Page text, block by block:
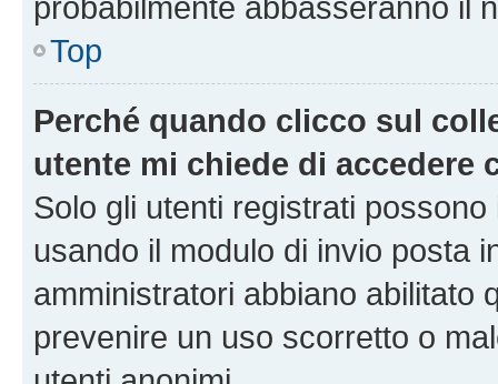
Top
Perché quando clicco sul
utente mi chiede di accedere
Solo gli utenti registrati
usando il modulo di invio posta
amministratori abbiano abilitato
prevenire un uso scorretto o